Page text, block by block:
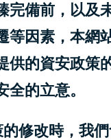
完備前，以及
等因素，本網
供的資安政策
的立意。
修改時，我